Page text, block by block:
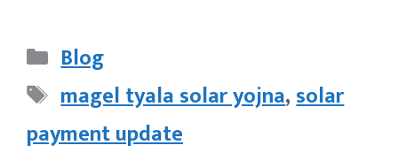
Categories
Blog
Tags
magel tyala solar yojna,solar
payment update